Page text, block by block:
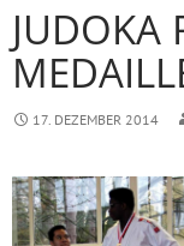
JUDOKA
17. DEZEMBER 2014